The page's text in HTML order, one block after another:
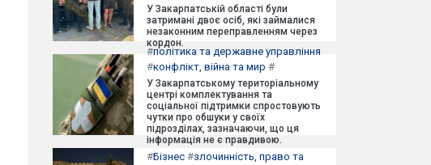
У Закарпатській області були
затримані двоє осіб, які займалися
незаконним переправленням через
кордон.
#політика та державне управління
#конфлікт, війна та мир #
У Закарпатському територіальному
центрі комплектування та
соціальної підтримки спростовують
чутки про обшуки у своїх
підрозділах, зазначаючи, що ця
інформація не є правдивою.
#Бізнес #злочинність, право та